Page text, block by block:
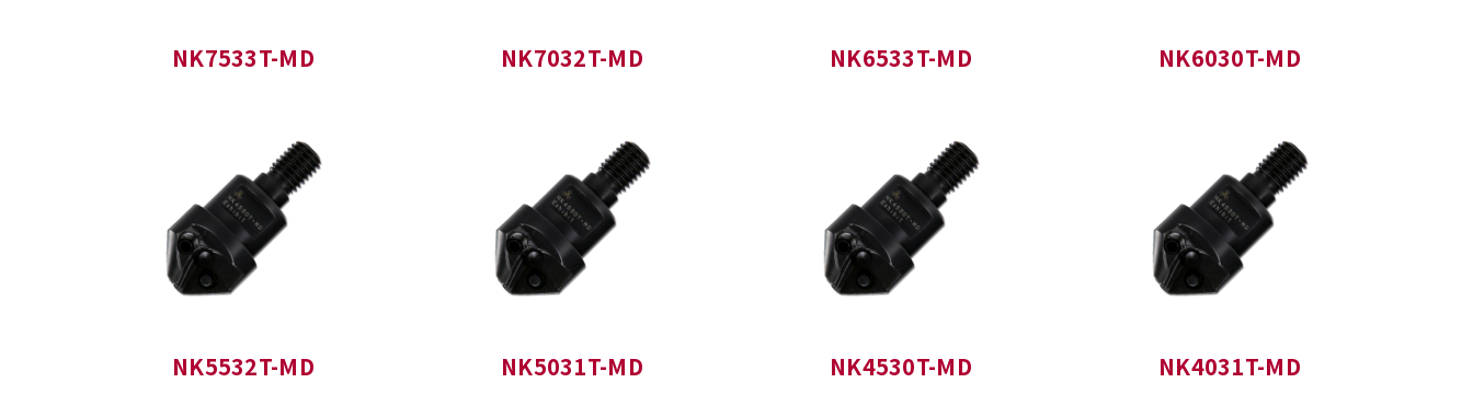
NK7533T-MD NK7032T-MD NK6533T-MD NK6030T-MD
NK5532T-MD NK5031T-MD NK4530T-MD NK4031T-MD